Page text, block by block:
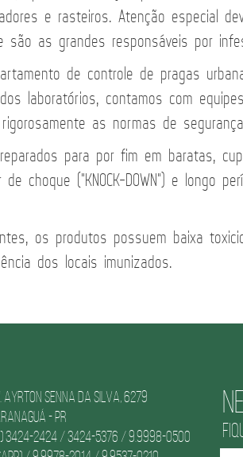
e rasteiros. Atenção especial
são as grandes responsáveis por
de controle de pragas
laboratórios, contamos com
as normas de
para por fim em baratas,
choque ("KNOCK-DOWN") e longo
os produtos possuem baixa
dos locais imunizados.
Ayrton Senna da Silva, 6279
- PR
3424-2424 / 3424-5376 / 9.9998-0500